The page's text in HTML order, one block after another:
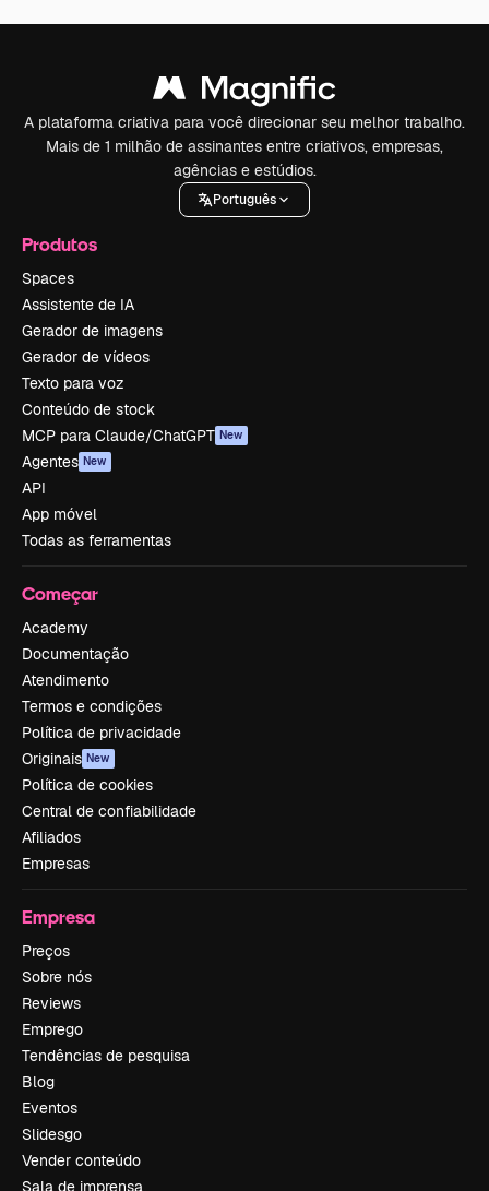
A plataforma criativa para você direcionar seu melhor trabalho.
Mais de 1 milhão de assinantes entre criativos, empresas,
agências e estúdios.
Português
Produtos
Spaces
Assistente de IA
Gerador de imagens
Gerador de vídeos
Texto para voz
Conteúdo de stock
MCP para Claude/ChatGPT New
Agentes New
API
App móvel
Todas as ferramentas
Começar
Academy
Documentação
Atendimento
Termos e condições
Política de privacidade
Originais New
Política de cookies
Central de confiabilidade
Afiliados
Empresas
Empresa
Preços
Sobre nós
Reviews
Emprego
Tendências de pesquisa
Blog
Eventos
Slidesgo
Vender conteúdo
Sala de imprensa